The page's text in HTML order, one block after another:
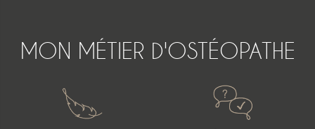
MON MÉTIER D'OSTÉOPATHE